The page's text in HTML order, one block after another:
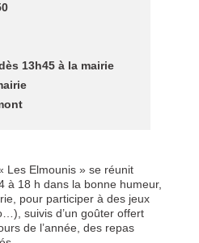
13h45 à la mairie
Les Elmounis » se réunit
à 18 h dans la bonne humeur,
pour participer à des jeux
suivis d’un goûter offert
de l’année, des repas